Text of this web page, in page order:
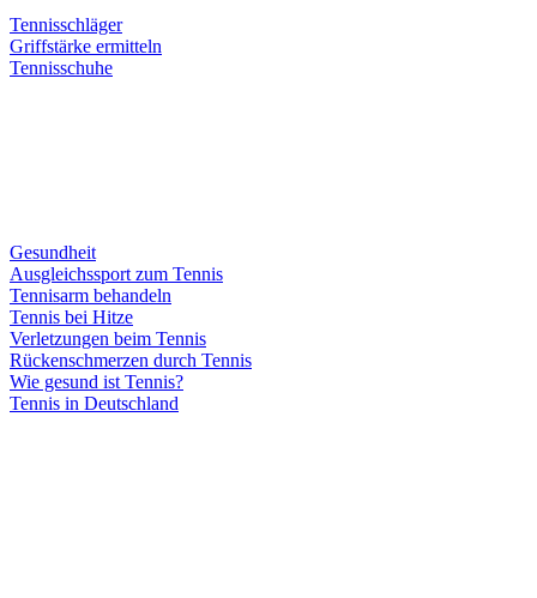
Tennisschläger
Griffstärke ermitteln
Tennisschuhe
Gesundheit
Ausgleichssport zum Tennis
Tennisarm behandeln
Tennis bei Hitze
Verletzungen beim Tennis
Rückenschmerzen durch Tennis
Wie gesund ist Tennis?
Tennis in Deutschland